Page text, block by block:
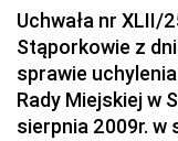
Drogowego
Dziennik
Dziennik
Dziennik
Uchwała nr XLII/
Stąporkowie z
sprawie
Rady Miejskiej w
sierpnia 2009r. w